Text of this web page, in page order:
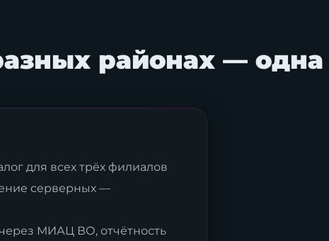
районах — одна
для всех трёх филиалов
серверных —
МИАЦ ВО, отчётность